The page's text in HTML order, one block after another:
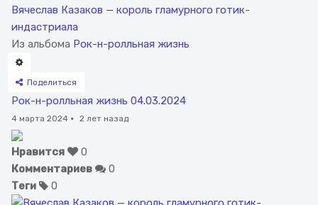
Вячеслав Казаков — король гламурного готик-
индастриала
Из альбома Рок-н-ролльная жизнь
Поделиться
Рок-н-ролльная жизнь 04.03.2024
4 марта 2024 · 2 лет назад
Нравится
0
Комментариев
0
Теги
0